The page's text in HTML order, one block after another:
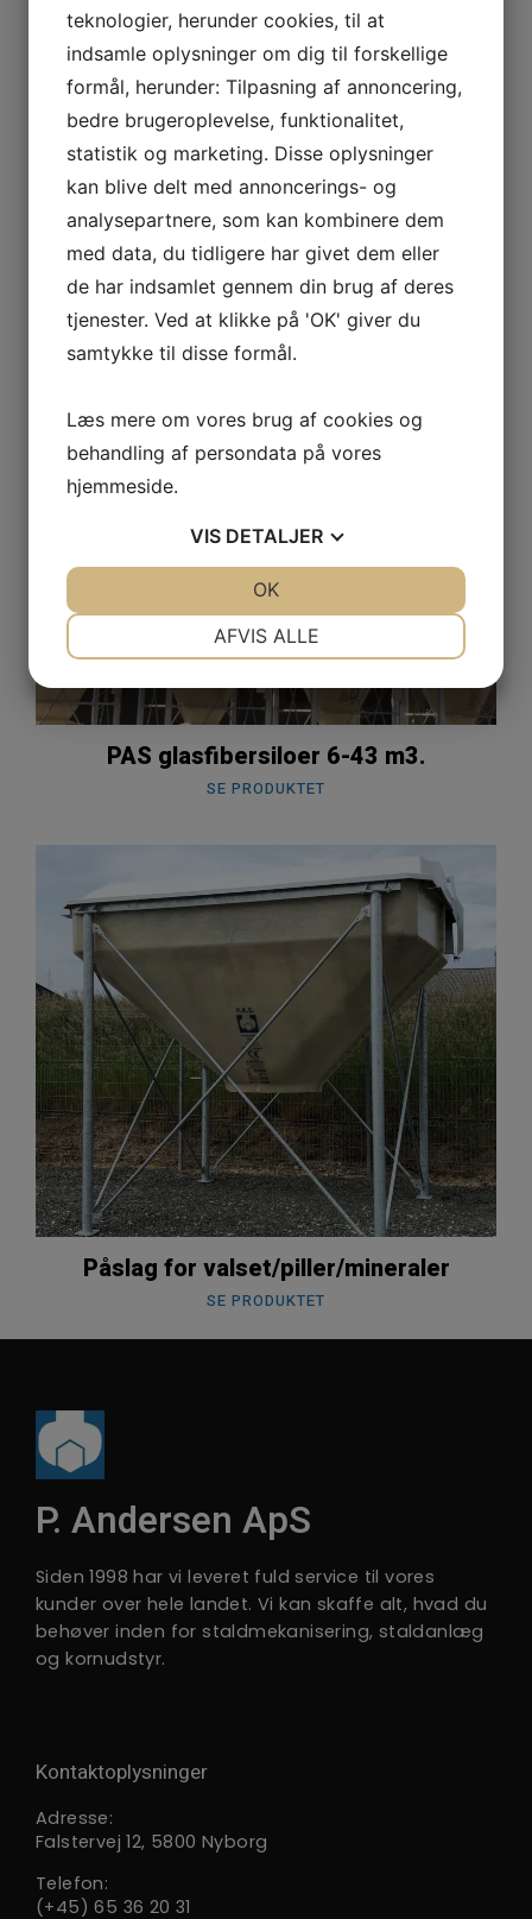
PAS glasfibersilo 56-70 m3
SE PRODUKTET
PAS glasfibersiloer 6-43 m3.
SE PRODUKTET
Påslag for valset/piller/mineraler
SE PRODUKTET
P. Andersen ApS
Siden 1998 har vi leveret fuld service til vores
kunder over hele landet. Vi kan skaffe alt, hvad du
behøver inden for staldmekanisering, staldanlæg
og kornudstyr.
Kontaktoplysninger
Adresse:
Falstervej 12, 5800 Nyborg
Telefon:
(+45) 65 36 20 31
teknologier, herunder cookies, til at
indsamle oplysninger om dig til forskellige
formål, herunder: Tilpasning af annoncering,
bedre brugeroplevelse, funktionalitet,
statistik og marketing. Disse oplysninger
kan blive delt med annoncerings- og
analysepartnere, som kan kombinere dem
med data, du tidligere har givet dem eller
de har indsamlet gennem din brug af deres
tjenester. Ved at klikke på 'OK' giver du
samtykke til disse formål.
Læs mere om vores brug af cookies og
behandling af persondata på vores
hjemmeside.
VIS DETALJER
MARKETING STATISTIK
AFVIS ALLE
OK